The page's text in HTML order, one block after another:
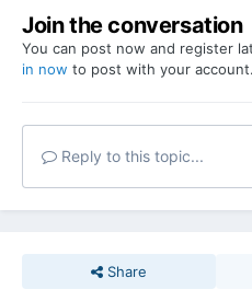
Join the conversation
You can post now and register
in now to post with your account.
Reply to this topic...
Share